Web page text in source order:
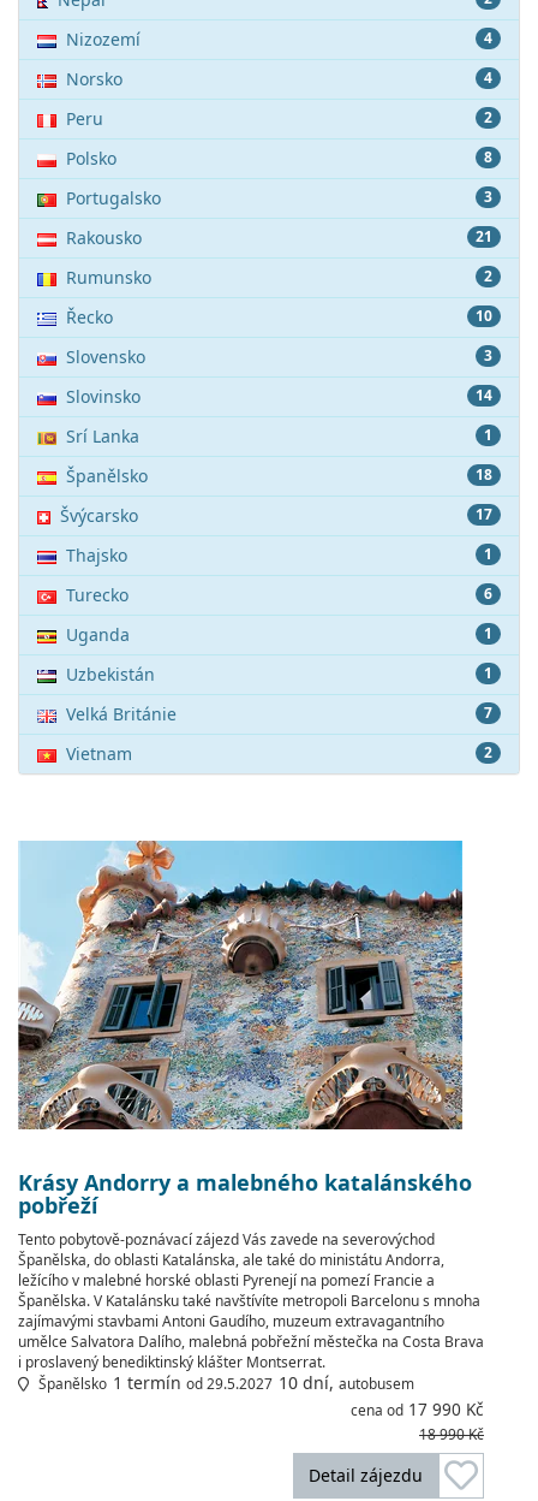
4
Nizozemí
4
Norsko
2
Peru
8
Polsko
3
Portugalsko
21
Rakousko
2
Rumunsko
10
Řecko
3
Slovensko
14
Slovinsko
1
Srí Lanka
18
Španělsko
17
Švýcarsko
1
Thajsko
6
Turecko
1
Uganda
1
Uzbekistán
7
Velká Británie
2
Vietnam
Krásy Andorry a malebného katalánského
pobřeží
Tento pobytově-poznávací zájezd Vás zavede na severovýchod
Španělska, do oblasti Katalánska, ale také do ministátu Andorra,
ležícího v malebné horské oblasti Pyrenejí na pomezí Francie a
Španělska. V Katalánsku také navštívíte metropoli Barcelonu s mnoha
zajímavými stavbami Antoni Gaudího, muzeum extravagantního
umělce Salvatora Dalího, malebná pobřežní městečka na Costa Brava
i proslavený benediktinský klášter Montserrat.
Španělsko 1 termín od 29.5.2027 10 dní, autobusem
cena od 17 990 Kč
18 990 Kč
Detail zájezdu